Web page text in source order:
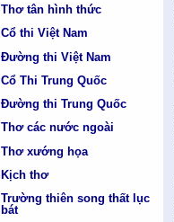
Thơ tân hình thức
Cổ thi Việt Nam
Đường thi Việt Nam
Cổ Thi Trung Quốc
Đường thi Trung Quốc
Thơ các nước ngoài
Thơ xướng họa
Kịch thơ
Trường thiên song thất lục
bát